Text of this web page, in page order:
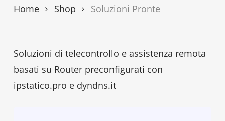
Home Shop Soluzioni Pronte
Soluzioni di telecontrollo e assistenza remota
basati su Router preconfigurati con
ipstatico.pro e dyndns.it